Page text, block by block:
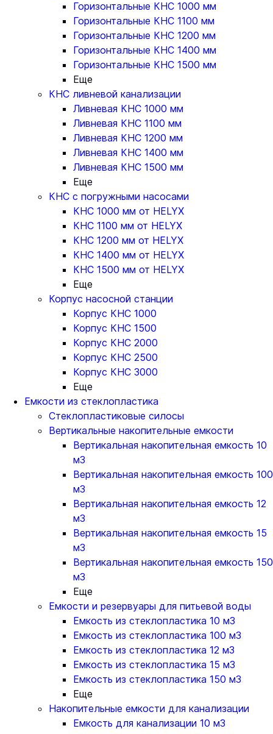
Горизонтальные КНС 1000 мм
Горизонтальные КНС 1100 мм
Горизонтальные КНС 1200 мм
Горизонтальные КНС 1400 мм
Горизонтальные КНС 1500 мм
Еще
КНС ливневой канализации
Ливневая КНС 1000 мм
Ливневая КНС 1100 мм
Ливневая КНС 1200 мм
Ливневая КНС 1400 мм
Ливневая КНС 1500 мм
Еще
КНС с погружными насосами
КНС 1000 мм от HELYX
КНС 1100 мм от HELYX
КНС 1200 мм от HELYX
КНС 1400 мм от HELYX
КНС 1500 мм от HELYX
Еще
Корпус насосной станции
Корпус КНС 1000
Корпус КНС 1500
Корпус КНС 2000
Корпус КНС 2500
Корпус КНС 3000
Еще
Емкости из стеклопластика
Стеклопластиковые силосы
Вертикальные накопительные емкости
Вертикальная накопительная емкость 10
м3
Вертикальная накопительная емкость 100
м3
Вертикальная накопительная емкость 12
м3
Вертикальная накопительная емкость 15
м3
Вертикальная накопительная емкость 150
м3
Еще
Емкости и резервуары для питьевой воды
Емкость из стеклопластика 10 м3
Емкость из стеклопластика 100 м3
Емкость из стеклопластика 12 м3
Емкость из стеклопластика 15 м3
Емкость из стеклопластика 150 м3
Еще
Накопительные емкости для канализации
Емкость для канализации 10 м3